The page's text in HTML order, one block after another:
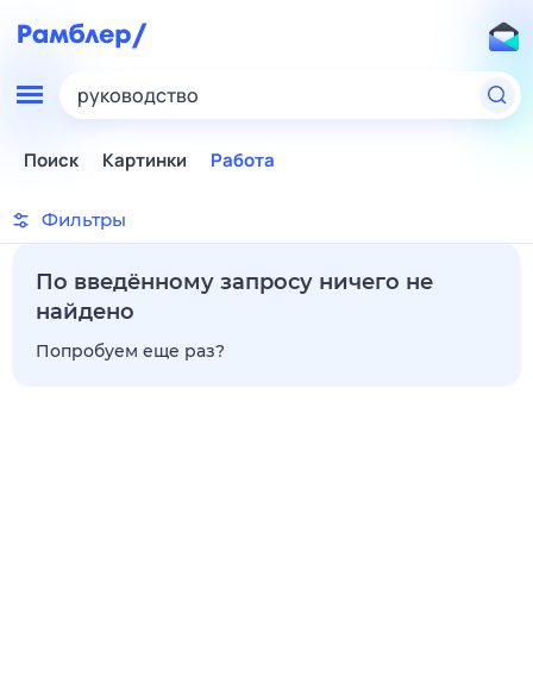
руководство
Поиск Картинки Работа
Фильтры
По введённому запросу ничего не
найдено
Попробуем еще раз?